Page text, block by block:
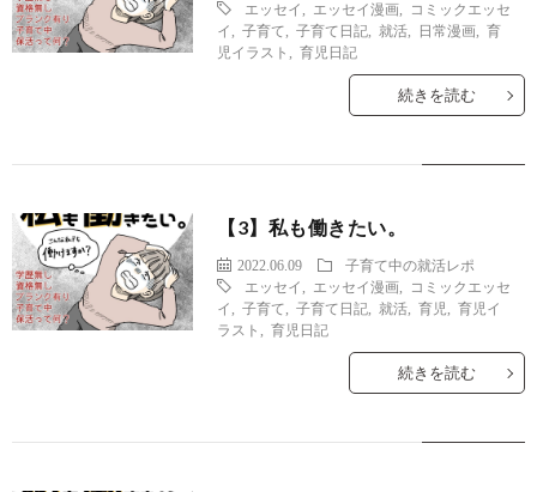
エッセイ
エッセイ漫画
コミックエッセ
イ
,子育て ,子育て日記 ,就活 日常漫画 ,育
児イラスト
,育児日記
続きを読む
【3】私も働きたい。
2022.06.09
子育て中の就活レポ
エッセイ
エッセイ漫画
コミックエッセ
イ
,子育て ,子育て日記 ,就活 ,育児 ,育児イ
ラスト
,育児日記
続きを読む